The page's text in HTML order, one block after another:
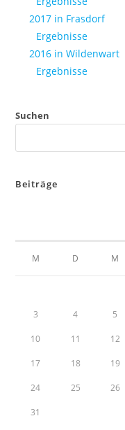
2017 in Frasdorf
Ergebnisse
2016 in Wildenwart
Ergebnisse
Suchen
Beiträge
M D M
3 4 5
10 11 12
17 18 19
24 25 26
31